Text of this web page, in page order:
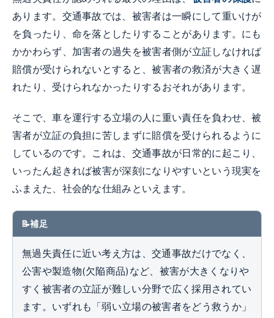
あります。交通事故では、被害者は一瞬にして重いけが
を負ったり、命を落としたりすることがあります。にも
かかわらず、加害者の過失を被害者側が立証しなければ
賠償が受けられないとすると、被害者の救済が大きく遅
れたり、受けられなかったりするおそれがあります。
そこで、車を運行する立場の人に重い責任を負わせ、被
害者が立証の負担に苦しまずに賠償を受けられるように
しているのです。これは、交通事故が日常的に起こり、
いったん起きれば被害が深刻になりやすいという現実を
ふまえた、社会的な仕組みといえます。
補足
無過失責任に近い考え方は、交通事故だけでなく、
公害や製造物(欠陥商品)など、被害が大きくなりや
すく被害者の立証が難しい分野で広く採用されてい
ます。いずれも「弱い立場の被害者をどう救うか」